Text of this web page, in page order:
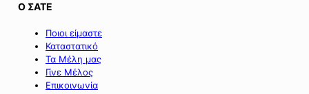
Ο ΣΑΤΕ
Ποιοι είμαστε
Καταστατικό
Τα Μέλη μας
Γίνε Μέλος
Επικοινωνία